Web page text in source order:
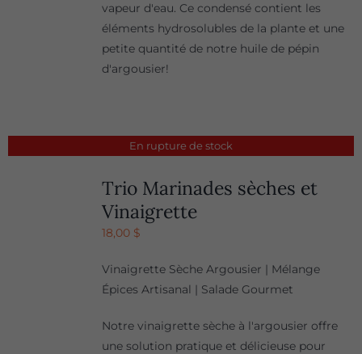
vapeur d'eau. Ce condensé contient les
éléments hydrosolubles de la plante et une
petite quantité de notre huile de pépin
d'argousier!
En rupture de stock
Trio Marinades sèches et
Vinaigrette
18,00 $
Vinaigrette Sèche Argousier | Mélange
Épices Artisanal | Salade Gourmet
Notre vinaigrette sèche à l'argousier offre
une solution pratique et délicieuse pour